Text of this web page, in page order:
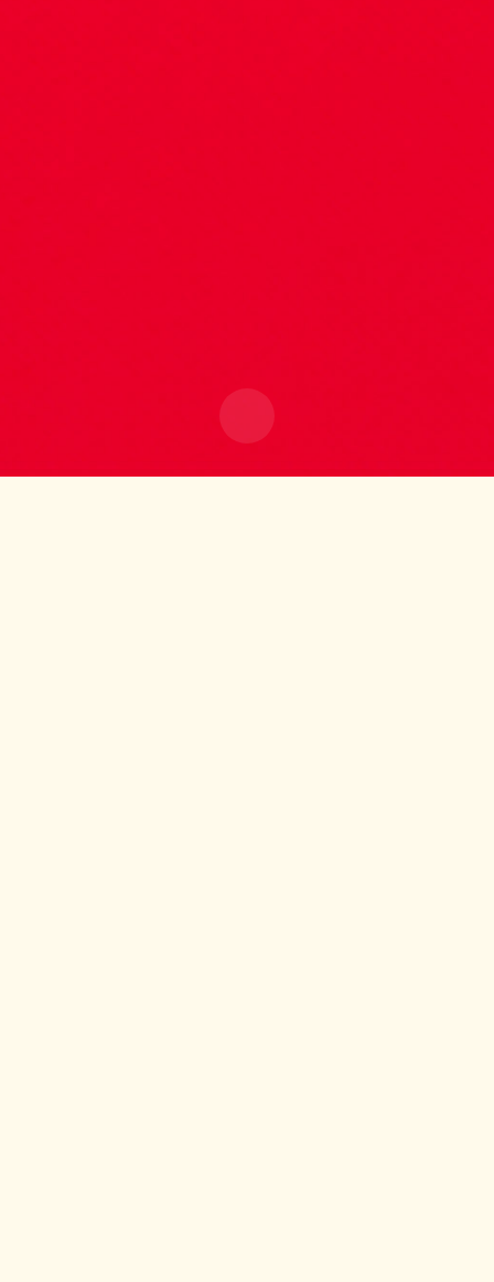
fonctionnalités du site. D'autres cookies sont utilisés à des
fins d'analyse ou de marketing.
Accepter les cookies
Gérer les cookies